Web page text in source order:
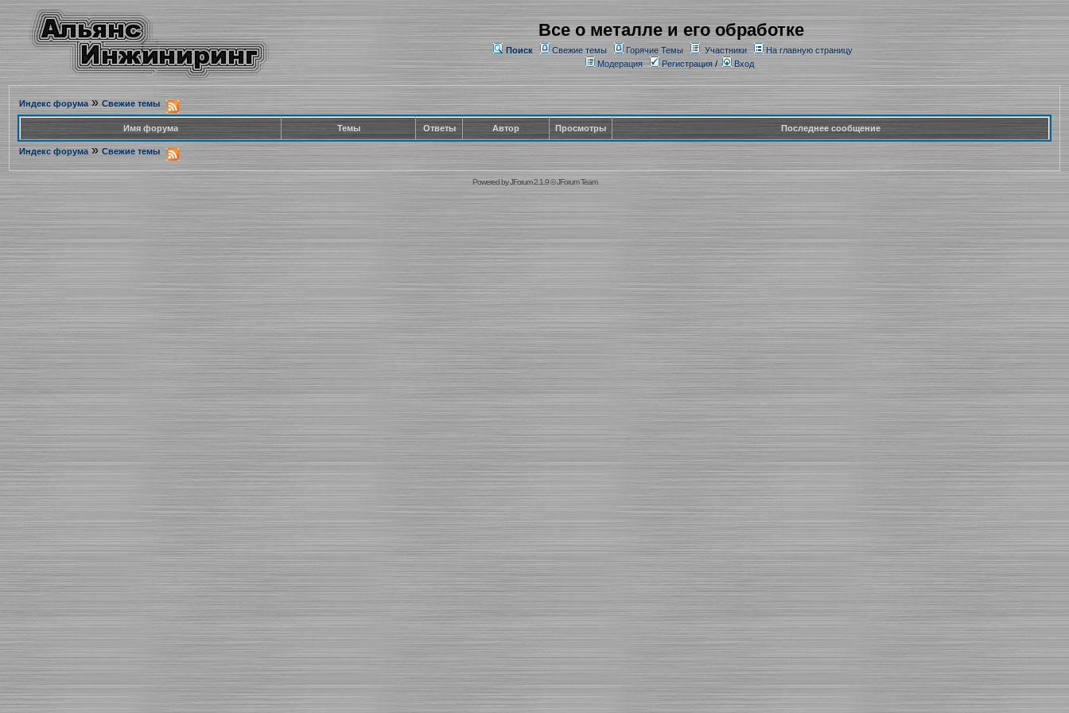
Все о металле и его обработке
Поиск Свежие темы Горячие Темы Участники
На главную страницу
Модерация
Регистрация/ Вход
Индекс форума» Свежие темы
Имя форума Темы Ответы Автор Просмотры Последнее сообщение
Индекс форума » Свежие темы
Powered byJForum 2.1.9©JForum Team